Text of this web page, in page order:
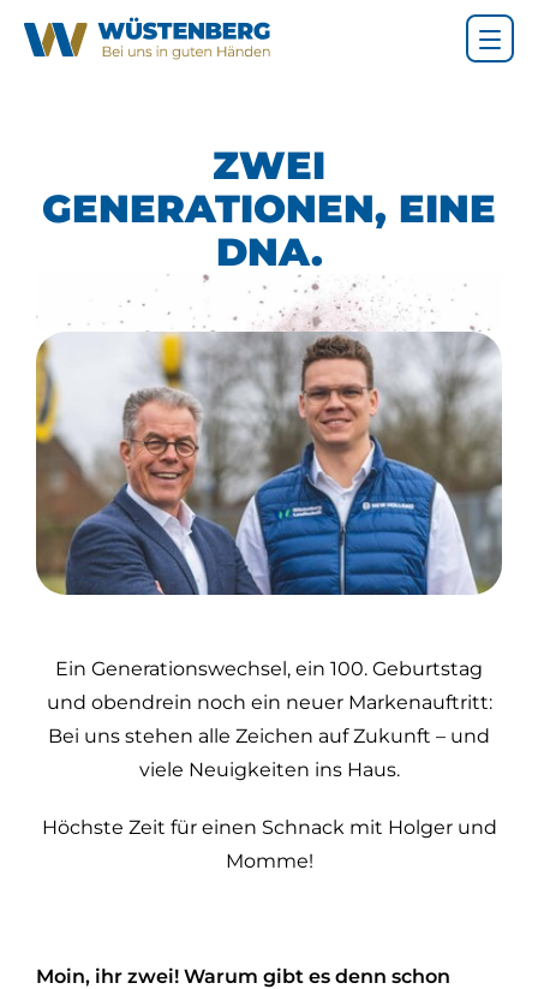
ZWEI
GENERATIONEN, EINE
DNA.
Ein Generationswechsel, ein 100. Geburtstag
und obendrein noch ein neuer Markenauftritt:
Bei uns stehen alle Zeichen auf Zukunft – und
viele Neuigkeiten ins Haus.
Höchste Zeit für einen Schnack mit Holger und
Momme!
Moin, ihr zwei! Warum gibt es denn schon